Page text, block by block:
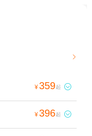

¥359起 
¥396起 